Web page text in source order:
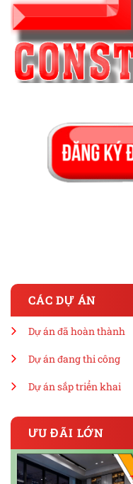
CÁC DỰ ÁN
Dự án đã hoàn thành
Dự án đang thi công
Dự án sắp triển khai
ƯU ĐÃI LỚN